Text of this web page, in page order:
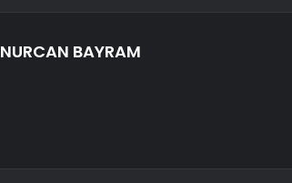
NURCAN BAYRAM